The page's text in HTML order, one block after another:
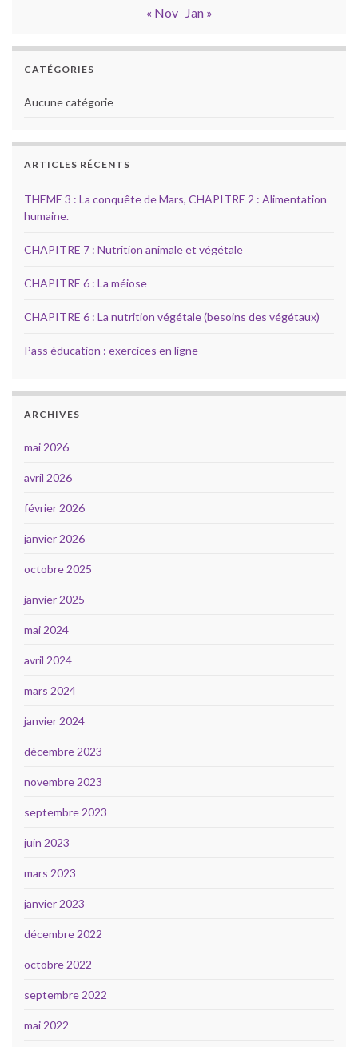
« Nov
Jan »
CATÉGORIES
Aucune catégorie
ARTICLES RÉCENTS
THEME 3 : La conquête de Mars, CHAPITRE 2 : Alimentation
humaine.
CHAPITRE 7 : Nutrition animale et végétale
CHAPITRE 6 : La méiose
CHAPITRE 6 : La nutrition végétale (besoins des végétaux)
Pass éducation : exercices en ligne
ARCHIVES
mai 2026
avril 2026
février 2026
janvier 2026
octobre 2025
janvier 2025
mai 2024
avril 2024
mars 2024
janvier 2024
décembre 2023
novembre 2023
septembre 2023
juin 2023
mars 2023
janvier 2023
décembre 2022
octobre 2022
septembre 2022
mai 2022